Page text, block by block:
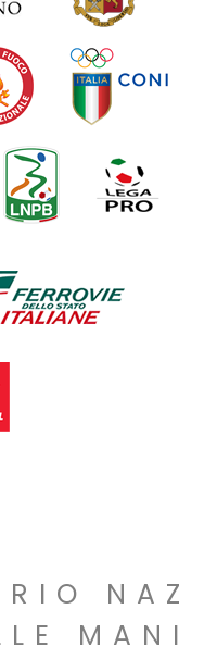
NAZ
MANI